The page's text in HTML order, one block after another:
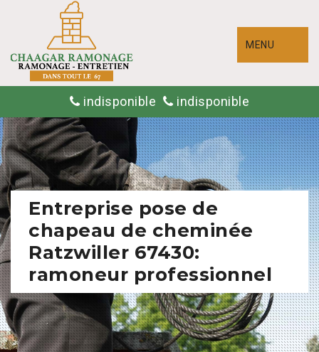
MENU
indisponible indisponible
Entreprise pose de
chapeau de cheminée
Ratzwiller 67430:
ramoneur professionnel